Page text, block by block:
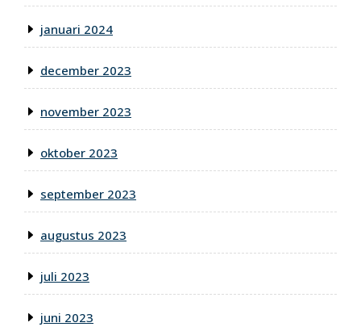
januari 2024
december 2023
november 2023
oktober 2023
september 2023
augustus 2023
juli 2023
juni 2023